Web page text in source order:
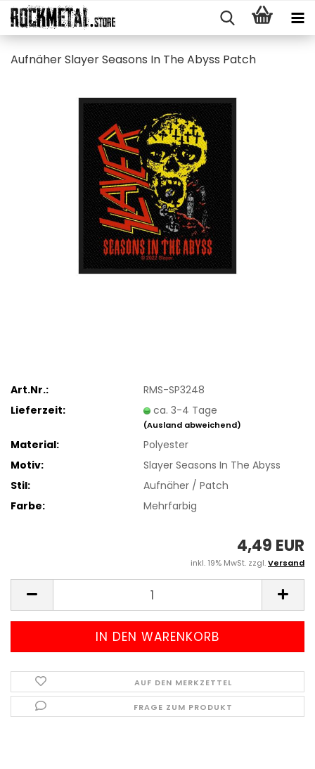
Auf­nä­her Slay­er Se­a­sons In The Abyss Patch
Art.Nr.:
RMS-SP3248
Lieferzeit:
ca. 3-4 Tage
(Ausland abweichend)
Material:
Polyester
Motiv:
Slayer Seasons In The Abyss
Stil:
Aufnäher / Patch
Farbe:
Mehrfarbig
4,49 EUR
inkl. 19% MwSt. zzgl.Versand
AUF DEN MERKZETTEL
FRAGE ZUM PRODUKT